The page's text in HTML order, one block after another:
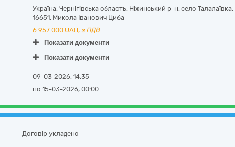
Україна, Чернігівська область, Ніжинський р-н, село Талалаївка,
16651, Микола Іванович Циба
6 957 000 UAH, з ПДВ
Показати документи
Показати документи
09-03-2026, 14:35
по 15-03-2026, 00:00
Договір укладено